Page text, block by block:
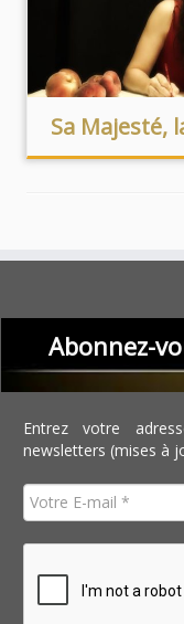
Sa Majesté,
Abonnez-
Entrez votre
newsletters (mises à